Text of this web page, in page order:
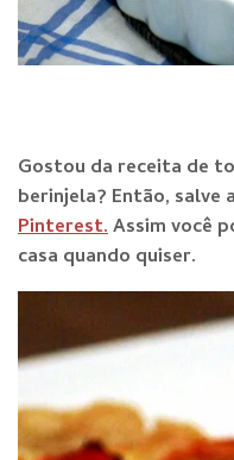
Gostou da receita de
berinjela? Então, salve
Pinterest.Assim você
casa quando quiser.